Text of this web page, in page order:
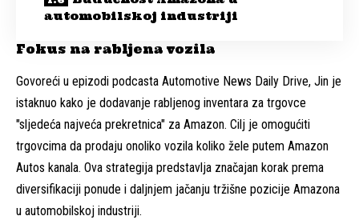
automobilskoj industriji
Fokus na rabljena vozila
Govoreći u epizodi podcasta Automotive News Daily Drive, Jin je
istaknuo kako je dodavanje rabljenog inventara za trgovce
"sljedeća najveća prekretnica" za Amazon. Cilj je omogućiti
trgovcima da prodaju onoliko vozila koliko žele putem Amazon
Autos kanala. Ova strategija predstavlja značajan korak prema
diversifikaciji ponude i daljnjem jačanju tržišne pozicije Amazona
u automobilskoj industriji.